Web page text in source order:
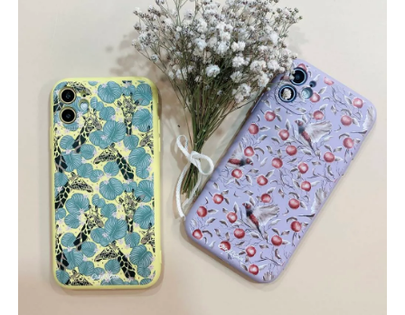
加入購物車
加購配件包折 $𝟯𝟬
瀏覽全部